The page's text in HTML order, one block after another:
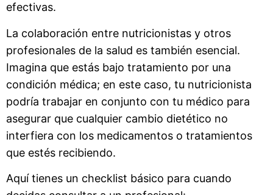
efectivas.
La colaboración entre nutricionistas y otros
profesionales de la salud es también esencial.
Imagina que estás bajo tratamiento por una
condición médica; en este caso, tu nutricionista
podría trabajar en conjunto con tu médico para
asegurar que cualquier cambio dietético no
interfiera con los medicamentos o tratamientos
que estés recibiendo.
Aquí tienes un checklist básico para cuando